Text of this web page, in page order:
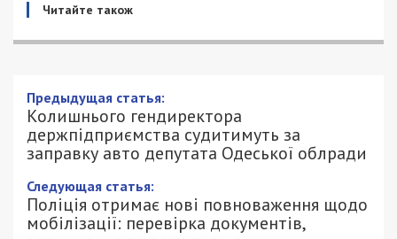
Читайте також
Предыдущая статья:
Колишнього гендиректора
держпідприємства судитимуть за
заправку авто депутата Одеської облради
Следующая статья:
Поліція отримає нові повноваження щодо
мобілізації: перевірка документів,